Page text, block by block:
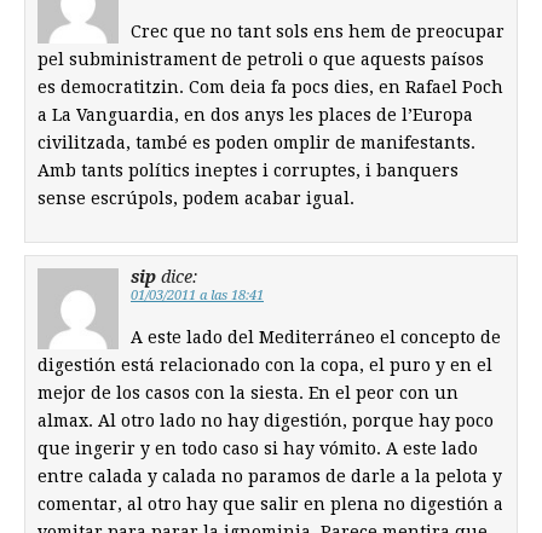
Crec que no tant sols ens hem de preocupar
pel subministrament de petroli o que aquests paísos
es democratitzin. Com deia fa pocs dies, en Rafael Poch
a La Vanguardia, en dos anys les places de l’Europa
civilitzada, també es poden omplir de manifestants.
Amb tants polítics ineptes i corruptes, i banquers
sense escrúpols, podem acabar igual.
sip dice:
01/03/2011 a las 18:41
A este lado del Mediterráneo el concepto de
digestión está relacionado con la copa, el puro y en el
mejor de los casos con la siesta. En el peor con un
almax. Al otro lado no hay digestión, porque hay poco
que ingerir y en todo caso si hay vómito. A este lado
entre calada y calada no paramos de darle a la pelota y
comentar, al otro hay que salir en plena no digestión a